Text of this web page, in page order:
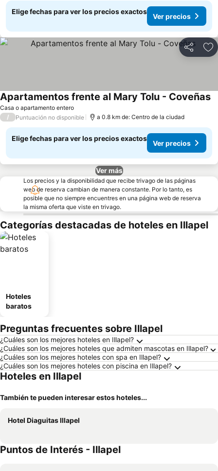
Elige fechas para ver los precios exactos
Ver precios
Compartir
Casa o apartamento entero
Apartamentos frente al Mary Tolu - Coveñas
/ Puntuación no disponible a 0.8 km de: Centro de la ciudad
Elige fechas para ver los precios exactos
Ver precios
Ver más
Los precios y la disponibilidad que recibe trivago de las páginas
web de reserva cambian de manera constante. Por lo tanto, es
posible que no siempre encuentres en una página web de reserva
la misma oferta que viste en trivago.
Categorías destacadas de hoteles en Illapel
Hoteles
baratos
Preguntas frecuentes sobre Illapel
¿Cuáles son los mejores hoteles en Illapel?
¿Cuáles son los mejores hoteles que admiten mascotas en Illapel?
¿Cuáles son los mejores hoteles con spa en Illapel?
¿Cuáles son los mejores hoteles con piscina en Illapel?
Hoteles en Illapel
También te pueden interesar estos hoteles...
Hotel Diaguitas Illapel
Puntos de Interés - Illapel